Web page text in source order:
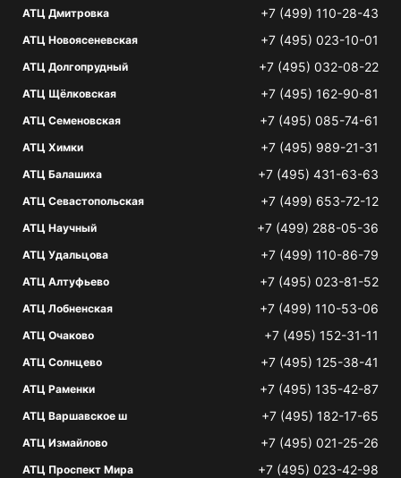
АТЦ Дмитровка +7 (499) 110-28-43
АТЦ Новоясеневская +7 (495) 023-10-01
АТЦ Долгопрудный +7 (495) 032-08-22
АТЦ Щёлковская +7 (495) 162-90-81
АТЦ Семеновская +7 (495) 085-74-61
АТЦ Химки +7 (495) 989-21-31
АТЦ Балашиха +7 (495) 431-63-63
АТЦ Севастопольская +7 (499) 653-72-12
АТЦ Научный +7 (499) 288-05-36
АТЦ Удальцова +7 (499) 110-86-79
АТЦ Алтуфьево +7 (495) 023-81-52
АТЦ Лобненская +7 (499) 110-53-06
АТЦ Очаково +7 (495) 152-31-11
АТЦ Солнцево +7 (495) 125-38-41
АТЦ Раменки +7 (495) 135-42-87
АТЦ Варшавское ш +7 (495) 182-17-65
АТЦ Измайлово +7 (495) 021-25-26
АТЦ Проспект Мира +7 (495) 023-42-98